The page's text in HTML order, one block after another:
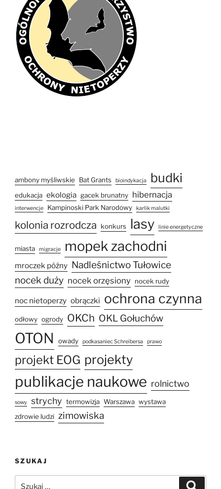
ambony myśliwskie Bat Grants bioindykacja budki
edukacja ekologia gacek brunatny hibernacja
interwencje Kampinoski Park Narodowy karlik malutki
kolonia rozrodcza konkurs lasy linie energetyczne
miasta migracje mopek zachodni
mroczek późny Nadleśnictwo Tułowice
nocek duży nocek orzęsiony nocek rudy
noc nietoperzy obrączki ochrona czynna
odłowy ogrody OKCh OKL Gołuchów
OTON owady podkasaniec Schreibersa prawo
projekt EOG projekty
publikacje naukowe rolnictwo
sowy strychy termowizja Warszawa wystawa
zdrowie ludzi zimowiska
SZUKAJ